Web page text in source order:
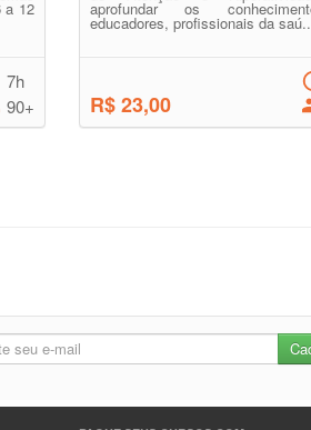
a 12
7h
90+
aprofundar os
educadores, profissionais da
R$ 23,00